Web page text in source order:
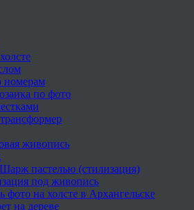
номерам
по фото
живопись
Шарж пастелью (стилизация)
под живопись
фото на холсте в Архангельске
на дереве